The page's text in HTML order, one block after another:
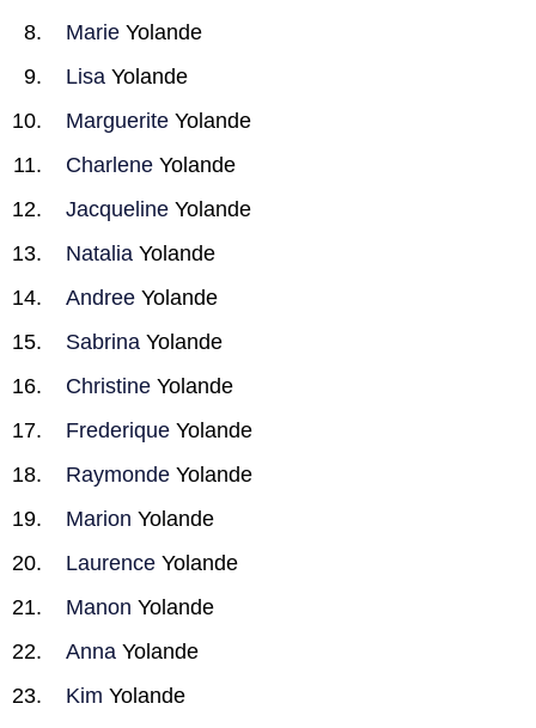
Marie Yolande
Lisa Yolande
Marguerite Yolande
Charlene Yolande
Jacqueline Yolande
Natalia Yolande
Andree Yolande
Sabrina Yolande
Christine Yolande
Frederique Yolande
Raymonde Yolande
Marion Yolande
Laurence Yolande
Manon Yolande
Anna Yolande
Kim Yolande